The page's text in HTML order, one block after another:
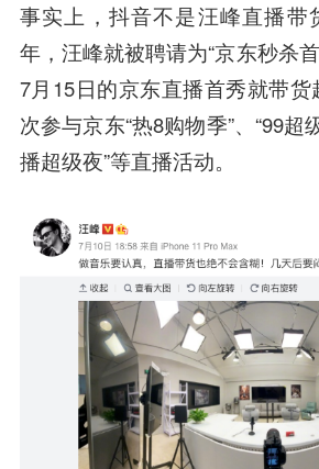
事实上，抖音不是汪峰直播带
年，汪峰就被聘请为“京东秒杀
7月15日的京东直播首秀就带货
次参与京东“热8购物季”、“99超
播超级夜”等直播活动。